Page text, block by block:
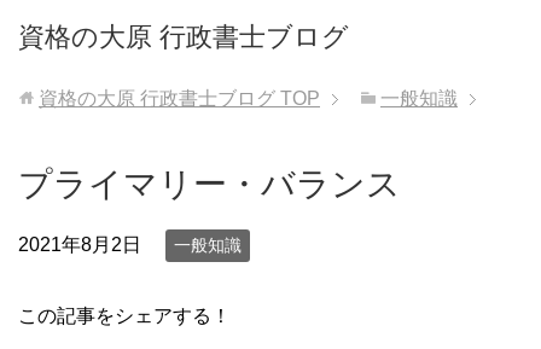
資格の大原 行政書士ブログ
資格の大原 行政書士ブログ TOP 一般知識
プライマリー・バランス
2021年8月2日 一般知識
この記事をシェアする！